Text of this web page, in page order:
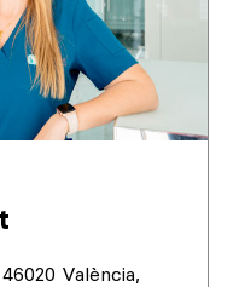
València,